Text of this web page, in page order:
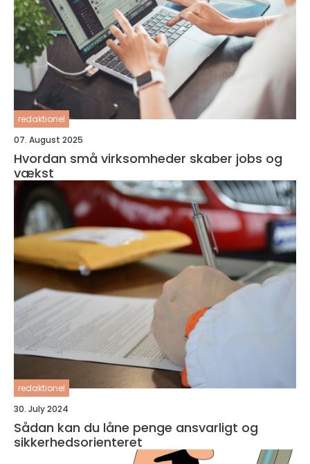
redaktionel
07. August 2025
Hvordan små virksomheder skaber jobs og
vækst
redaktionel
30. July 2024
Sådan kan du låne penge ansvarligt og
sikkerhedsorienteret